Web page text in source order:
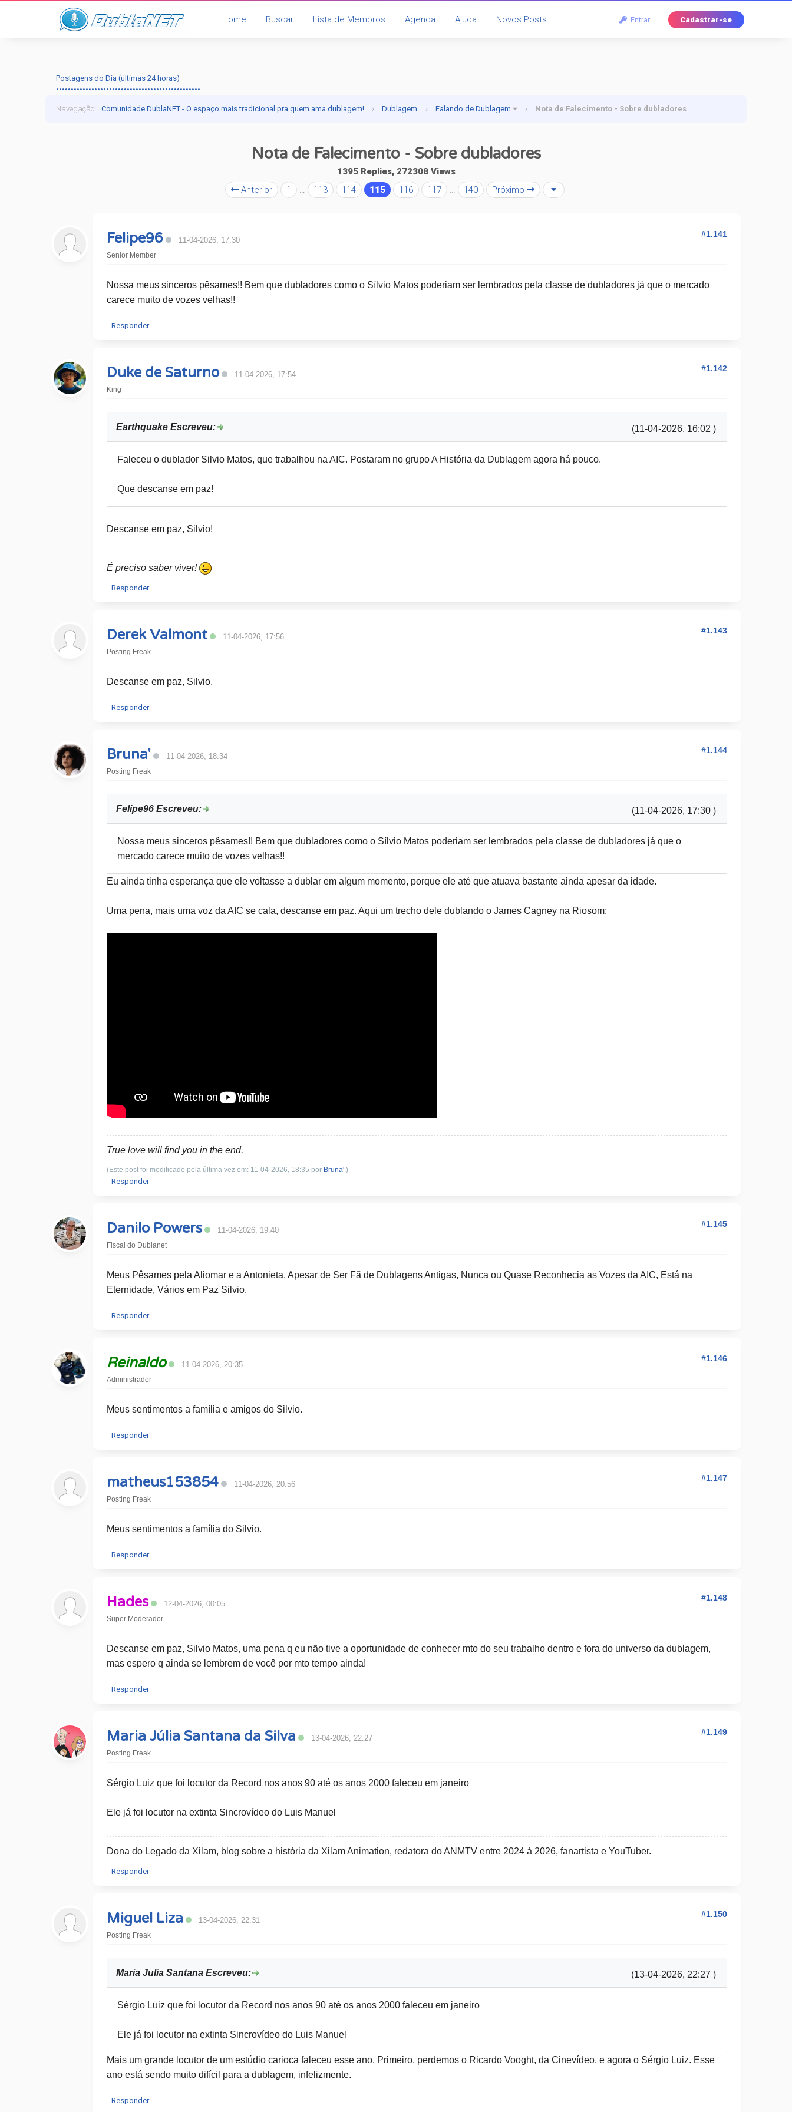
Entrar Cadastrar-se
Home Buscar Lista de Membros Agenda Ajuda Novos Posts
Postagens do Dia (últimas 24 horas)
•••••••••••••••••••••••••••••••••••••••••••••••••
Navegação:Comunidade DublaNET - O espaço mais tradicional pra quem ama dublagem! › Dublagem › Falando de Dublagem › Nota de Falecimento - Sobre dubladores
Nota de Falecimento - Sobre dubladores
1395 Replies, 272308 Views
Anterior
1 … 113 114 115 116 117 … 140 Próximo
Felipe96 11-04-2026, 17:30
Senior Member
#1.141
Nossa meus sinceros pêsames!! Bem que dubladores como o Sílvio Matos poderiam ser lembrados pela classe de dubladores já que o mercado
carece muito de vozes velhas!!
Responder
Duke de Saturno 11-04-2026, 17:54
King
#1.142
(11-04-2026, 16:02 )
Earthquake Escreveu:
Faleceu o dublador Silvio Matos, que trabalhou na AIC. Postaram no grupo A História da Dublagem agora há pouco.
Que descanse em paz!
Descanse em paz, Silvio!
É preciso saber viver!
Responder
Derek Valmont 11-04-2026, 17:56
Posting Freak
#1.143
Descanse em paz, Silvio.
Responder
Bruna' 11-04-2026, 18:34
Posting Freak
#1.144
(11-04-2026, 17:30 )
Felipe96 Escreveu:
Nossa meus sinceros pêsames!! Bem que dubladores como o Sílvio Matos poderiam ser lembrados pela classe de dubladores já que o
mercado carece muito de vozes velhas!!
Eu ainda tinha esperança que ele voltasse a dublar em algum momento, porque ele até que atuava bastante ainda apesar da idade.
Uma pena, mais uma voz da AIC se cala, descanse em paz. Aqui um trecho dele dublando o James Cagney na Riosom:
True love will find you in the end.
(Este post foi modificado pela última vez em: 11-04-2026, 18:35 por Bruna'.)
Responder
Danilo Powers 11-04-2026, 19:40
Fiscal do Dublanet
#1.145
Meus Pêsames pela Aliomar e a Antonieta, Apesar de Ser Fã de Dublagens Antigas, Nunca ou Quase Reconhecia as Vozes da AIC, Está na
Eternidade, Vários em Paz Silvio.
Responder
Reinaldo 11-04-2026, 20:35
Administrador
#1.146
Meus sentimentos a família e amigos do Silvio.
Responder
matheus153854 11-04-2026, 20:56
Posting Freak
#1.147
Meus sentimentos a família do Silvio.
Responder
Hades 12-04-2026, 00:05
Super Moderador
#1.148
Descanse em paz, Silvio Matos, uma pena q eu não tive a oportunidade de conhecer mto do seu trabalho dentro e fora do universo da dublagem,
mas espero q ainda se lembrem de você por mto tempo ainda!
Responder
Maria Júlia Santana da Silva 13-04-2026, 22:27
Posting Freak
#1.149
Sérgio Luiz que foi locutor da Record nos anos 90 até os anos 2000 faleceu em janeiro
Ele já foi locutor na extinta Sincrovídeo do Luis Manuel
Dona do Legado da Xilam, blog sobre a história da Xilam Animation, redatora do ANMTV entre 2024 à 2026, fanartista e YouTuber.
Responder
Miguel Liza 13-04-2026, 22:31
Posting Freak
#1.150
(13-04-2026, 22:27 )
Maria Julia Santana Escreveu:
Sérgio Luiz que foi locutor da Record nos anos 90 até os anos 2000 faleceu em janeiro
Ele já foi locutor na extinta Sincrovídeo do Luis Manuel
Mais um grande locutor de um estúdio carioca faleceu esse ano. Primeiro, perdemos o Ricardo Vooght, da Cinevídeo, e agora o Sérgio Luiz. Esse
ano está sendo muito difícil para a dublagem, infelizmente.
Responder